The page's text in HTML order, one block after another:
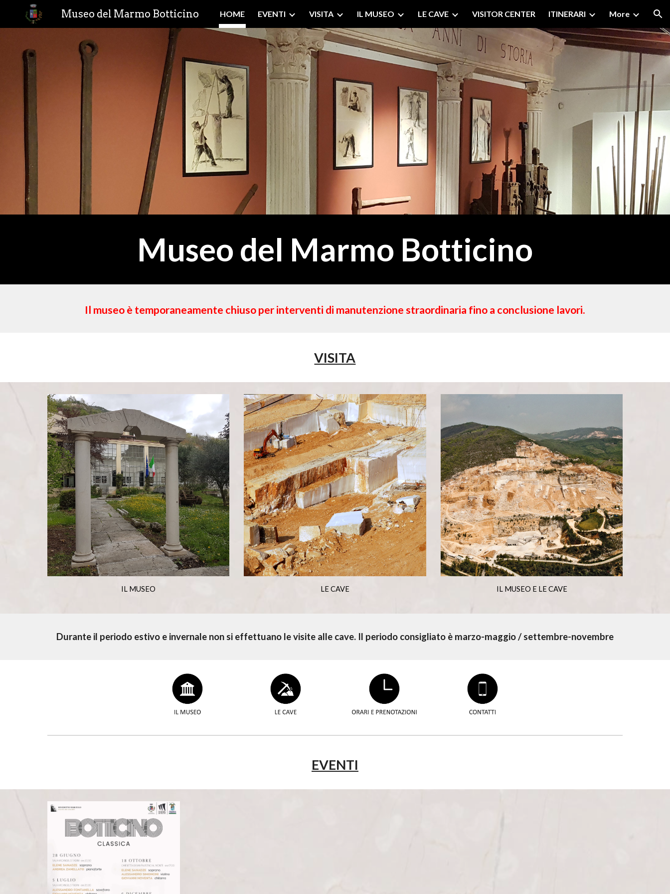
Skip to main content Skip to navigation
Museo del Marmo Botticino HOME EVENTI VISITA IL MUSEO LE CAVE VISITOR CENTER ITINERARI More
Museo del Marmo Botticino
Il museo è temporaneamente chiuso per interventi di manutenzione straordinaria fino a conclusione lavori.
VISITA
IL MUSEO LE CAVE IL MUSEO E LE CAVE
Durante il periodo estivo e invernale non si effettuano le visite alle cave. Il periodo consigliato è marzo-maggio / settembre-novembre
EVENTI